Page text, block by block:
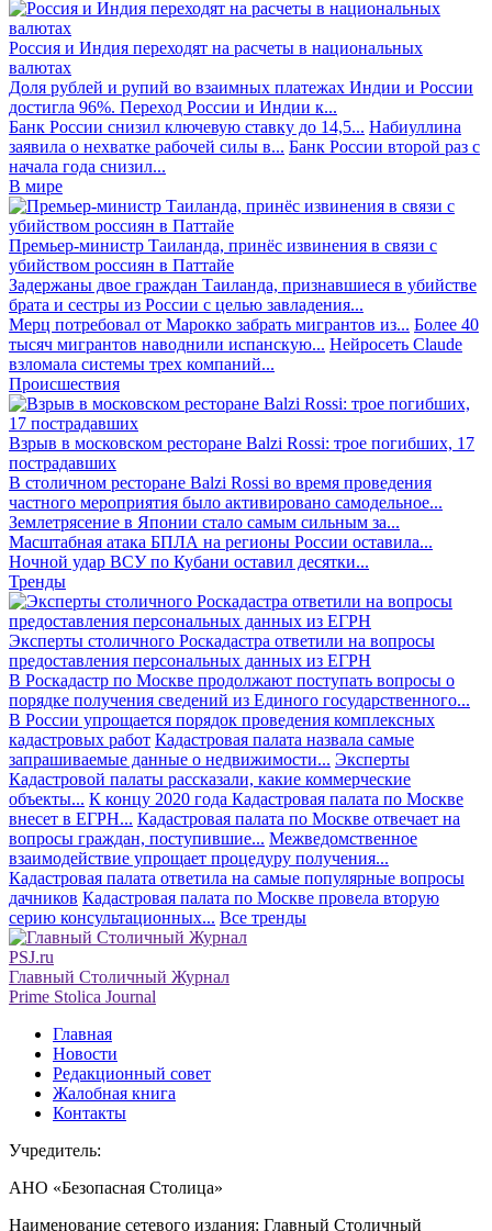
Россия и Индия переходят на расчеты в национальных
валютах
Доля рублей и рупий во взаимных платежах Индии и России
достигла 96%. Переход России и Индии к...
Банк России снизил ключевую ставку до 14,5... Набиуллина
заявила о нехватке рабочей силы в... Банк России второй раз с
начала года снизил...
В мире
Премьер-министр Таиланда, принёс извинения в связи с
убийством россиян в Паттайе
Задержаны двое граждан Таиланда, признавшиеся в убийстве
брата и сестры из России с целью завладения...
Мерц потребовал от Марокко забрать мигрантов из... Более 40
тысяч мигрантов наводнили испанскую... Нейросеть Claude
взломала системы трех компаний...
Происшествия
Взрыв в московском ресторане Balzi Rossi: трое погибших, 17
пострадавших
В столичном ресторане Balzi Rossi во время проведения
частного мероприятия было активировано самодельное...
Землетрясение в Японии стало самым сильным за...
Масштабная атака БПЛА на регионы России оставила...
Ночной удар ВСУ по Кубани оставил десятки...
Тренды
Эксперты столичного Роскадастра ответили на вопросы
предоставления персональных данных из ЕГРН
В Роскадастр по Москве продолжают поступать вопросы о
порядке получения сведений из Единого государственного...
В России упрощается порядок проведения комплексных
кадастровых работ Кадастровая палата назвала самые
запрашиваемые данные о недвижимости... Эксперты
Кадастровой палаты рассказали, какие коммерческие
объекты... К концу 2020 года Кадастровая палата по Москве
внесет в ЕГРН... Кадастровая палата по Москве отвечает на
вопросы граждан, поступившие... Межведомственное
взаимодействие упрощает процедуру получения...
Кадастровая палата ответила на самые популярные вопросы
дачников Кадастровая палата по Москве провела вторую
серию консультационных... Все тренды
PSJ.ru
Главный Столичный Журнал
Prime Stolica Journal
Главная
Новости
Редакционный совет
Жалобная книга
Контакты
Учредитель:
АНО «Безопасная Столица»
Наименование сетевого издания: Главный Столичный